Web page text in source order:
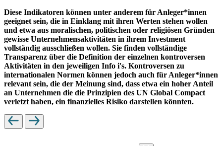
Diese Indikatoren können unter anderem für Anleger*innen
geeignet sein, die in Einklang mit ihren Werten stehen wollen
und etwa aus moralischen, politischen oder religiösen Gründen
gewisse Unternehmensaktivitäten in ihrem Investment
vollständig ausschließen wollen. Sie finden vollständige
Transparenz über die Definition der einzelnen kontroversen
Aktivitäten in den jeweiligen Info i's. Kontroversen zu
internationalen Normen können jedoch auch für Anleger*innen
relevant sein, die der Meinung sind, dass etwa ein hoher Anteil
an Unternehmen die die Prinzipien des UN Global Compact
verletzt haben, ein finanzielles Risiko darstellen könnten.